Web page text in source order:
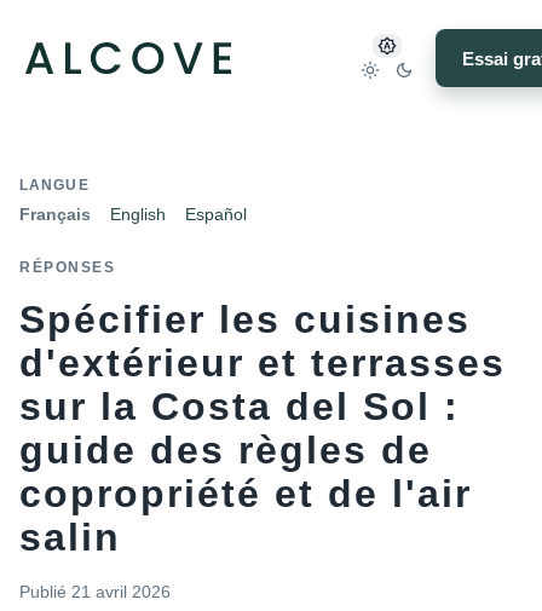
Essai
LANGUE
Français English Español
RÉPONSES
Spécifier les cuisines
d'extérieur et terrasses
sur la Costa del Sol :
guide des règles de
copropriété et de l'air
salin
Publié 21 avril 2026